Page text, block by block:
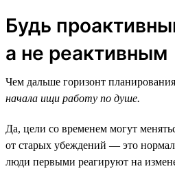
Будь
а не реактивным
Чем дальше горизонт
начала ищи работу по душе.
Да, цели со временем могут
от старых убеждений — это
люди первыми реагируют на